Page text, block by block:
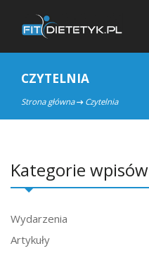
CZYTELNIA
Strona główna Czytelnia
Kategorie wpisów
Wydarzenia
Artykuły